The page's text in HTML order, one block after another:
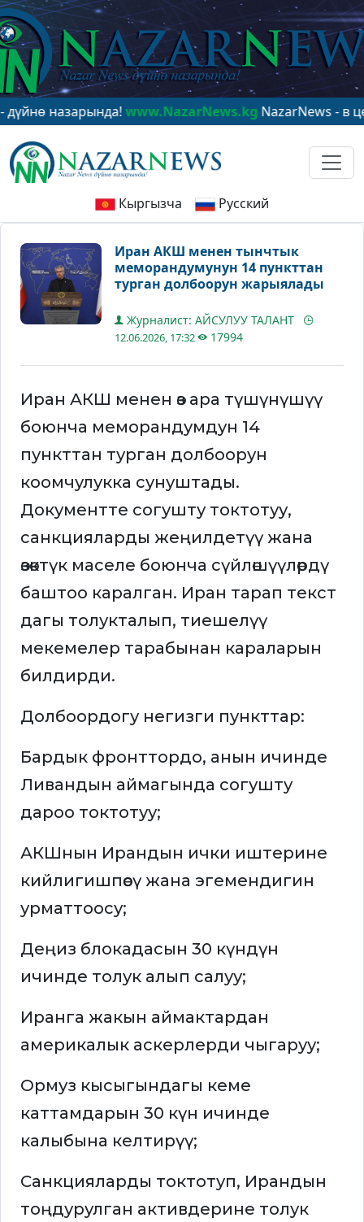
www.NazarNews.kgNazarNews - в центре
Кыргызча Русский
Иран АКШ менен тынчтык
меморандумунун 14 пункттан
турган долбоорун жарыялады
Журналист: АЙСУЛУУ ТАЛАНТ
12.06.2026, 17:32 17994
Иран АКШ менен өз ара түшүнүшүү
боюнча меморандумдун 14
пункттан турган долбоорун
коомчулукка сунуштады.
Документте согушту токтотуу,
санкцияларды жеңилдетүү жана
өзөктүк маселе боюнча сүйлөшүүлөрдү
баштоо каралган. Иран тарап текст
дагы толукталып, тиешелүү
мекемелер тарабынан караларын
билдирди.
Долбоордогу негизги пункттар:
Бардык фронттордо, анын ичинде
Ливандын аймагында согушту
дароо токтотуу;
АКШнын Ирандын ички иштерине
кийлигишпөөсү жана эгемендигин
урматтоосу;
Деңиз блокадасын 30 күндүн
ичинде толук алып салуу;
Иранга жакын аймактардан
америкалык аскерлерди чыгаруу;
Ормуз кысыгындагы кеме
каттамдарын 30 күн ичинде
калыбына келтирүү;
Санкцияларды токтотуп, Ирандын
тоңдурулган активдерине толук